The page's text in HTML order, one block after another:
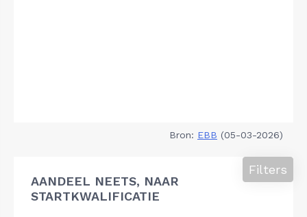
Bron: EBB (05-03-2026)
AANDEEL NEETS, NAAR
STARTKWALIFICATIE
Filters